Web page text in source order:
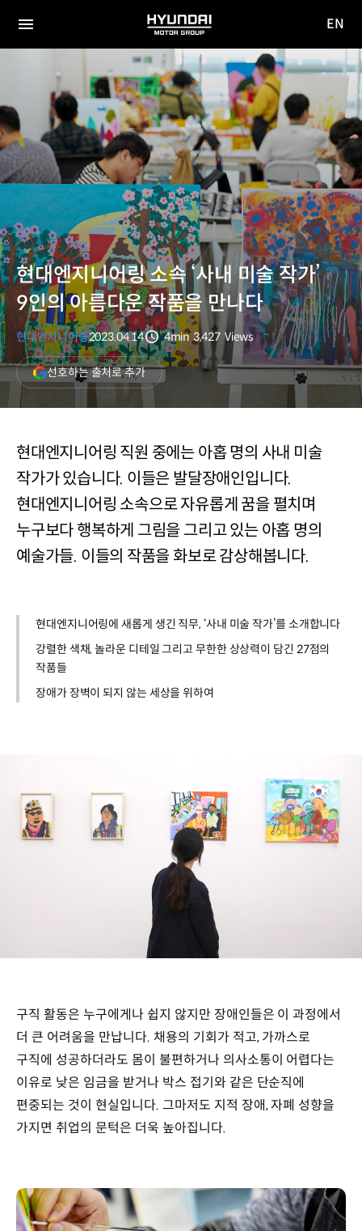
전체
HYUNDAI
MOTOR
GROUP
사이
이동
EN
현대엔지니어링 소속 ‘사내 미술 작가’
9인의 아름다운 작품을 만나다
현대엔지니어링2023.04.14
분량
4min
조회수
3,427 Views
선호하는 출처로 추가(새
창
열림)
현대엔지니어링 직원 중에는 아홉 명의 사내 미술
작가가 있습니다. 이들은 발달장애인입니다.
현대엔지니어링 소속으로 자유롭게 꿈을 펼치며
누구보다 행복하게 그림을 그리고 있는 아홉 명의
예술가들. 이들의 작품을 화보로 감상해봅니다.
현대엔지니어링에 새롭게 생긴 직무, ‘사내 미술 작가’를 소개합니다
강렬한 색채, 놀라운 디테일 그리고 무한한 상상력이 담긴 27점의
작품들
장애가 장벽이 되지 않는 세상을 위하여
구직 활동은 누구에게나 쉽지 않지만 장애인들은 이 과정에서
더 큰 어려움을 만납니다. 채용의 기회가 적고, 가까스로
구직에 성공하더라도 몸이 불편하거나 의사소통이 어렵다는
이유로 낮은 임금을 받거나 박스 접기와 같은 단순직에
편중되는 것이 현실입니다. 그마저도 지적 장애, 자폐 성향을
가지면 취업의 문턱은 더욱 높아집니다.